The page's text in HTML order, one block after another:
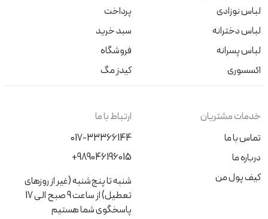
لباس نوزادی
لباس دخترانه
لباس پسرانه
اکسسوری
پرداخت
سبد خرید
فروشگاه
کیدز مگ
خدمات مشتریان
تماس با ما
درباره ما
کیف پول من
ارتباط با ما
017-33366144
+989046196015
شنبه تا پنج‌شنبه (غیر از روزهای
تعطیل) از ساعت 9 صبح الی 17
پاسخگوی شما هستیم